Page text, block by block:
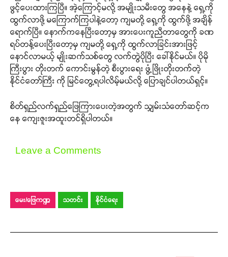
ဖွင့်ပေးထားကြပြီ။ အဲ့ကြောင့်မလို့ အမျိုးသမီးတွေ အနေနဲ့ ရှေ့ကို
ထွက်လာဖို့ မကြောက်ကြပါနဲ့တော့ ကျမတို့ ရှေ့ကို ထွက်ဖို့ အချိန်
ရောက်ပြီ။ နောက်ကနေပြီးတော့မှ အားပေးကူညီတာတွေကို ခဏ
ရပ်တန့်ပေးပြီးတော့မှ ကျမတို့ ရှေ့ကို ထွက်လာခြင်းအားဖြင့်
နောင်လာမယ့် မျိုးဆက်သစ်တွေ လက်တွဲပိုပြီး ခေါ်နိုင်မယ်။ ပိုမို
ကြီးပွား တိုးတက် ကောင်းမွန်တဲ့ စီးပွားရေး ဖွံ့ဖြိုးတိုးတက်တဲ့
နိုင်ငံတော်ကြီး ကို မြင်တွေ့ရပါလိမ့်မယ်လို့ ပြောချင်ပါတယ်ရှင့်။
စိတ်ရှည်လက်ရှည်ဖြေကြားပေးတဲ့အတွက် သျှမ်းသံတော်ဆင့်က
နေ ကျေးဇူးအထူးတင်ရှိပါတယ်။
Leave a Comments
မေး/ဖြေကဏ္ဍ သတင်း နိုင်ငံရေး